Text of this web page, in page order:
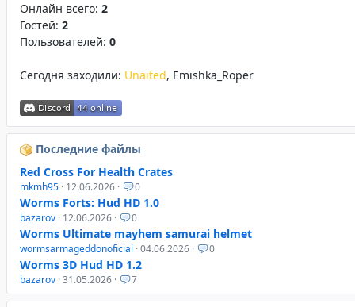
Онлайн всего: 2
Гостей: 2
Пользователей: 0
Сегодня заходили: Unaited, Emishka_Roper
Последние файлы
Red Cross For Health Crates
mkmh95 · 12.06.2026 · 0
Worms Forts: Hud HD 1.0
bazarov · 12.06.2026 · 0
Worms Ultimate mayhem samurai helmet
wormsarmageddonoficial · 04.06.2026 · 0
Worms 3D Hud HD 1.2
bazarov · 31.05.2026 · 7